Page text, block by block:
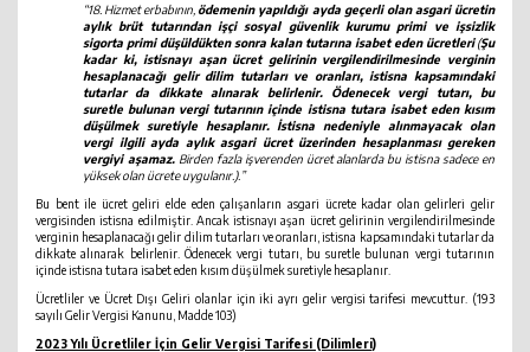
“18. Hizmet erbabının, ödemenin yapıldığı ayda geçerli olan asgari ücretin
aylık brüt tutarından işçi sosyal güvenlik kurumu primi ve işsizlik
sigorta primi düşüldükten sonra kalan tutarına isabet eden ücretleri(Şu
kadar ki, istisnayı aşan ücret gelirinin vergilendirilmesinde verginin
hesaplanacağı gelir dilim tutarları ve oranları, istisna kapsamındaki
tutarlar da dikkate alınarak belirlenir. Ödenecek vergi tutarı, bu
suretle bulunan vergi tutarının içinde istisna tutara isabet eden kısım
düşülmek suretiyle hesaplanır. İstisna nedeniyle alınmayacak olan
vergi ilgili ayda aylık asgari ücret üzerinden hesaplanması gereken
vergiyi aşamaz.Birden fazla işverenden ücret alanlarda bu istisna sadece en
yüksek olan ücrete uygulanır.).”
Bu bent ile ücret geliri elde eden çalışanların asgari ücrete kadar olan gelirleri gelir
vergisinden istisna edilmiştir. Ancak istisnayı aşan ücret gelirinin vergilendirilmesinde
verginin hesaplanacağı gelir dilim tutarları ve oranları, istisna kapsamındaki tutarlar da
dikkate alınarak belirlenir. Ödenecek vergi tutarı, bu suretle bulunan vergi tutarının
içinde istisna tutara isabet eden kısım düşülmek suretiyle hesaplanır.
Ücretliler ve Ücret Dışı Geliri olanlar için iki ayrı gelir vergisi tarifesi mevcuttur. (193
sayılı Gelir Vergisi Kanunu, Madde 103)
2023 Yılı Ücretliler İçin Gelir Vergisi Tarifesi (Dilimleri)